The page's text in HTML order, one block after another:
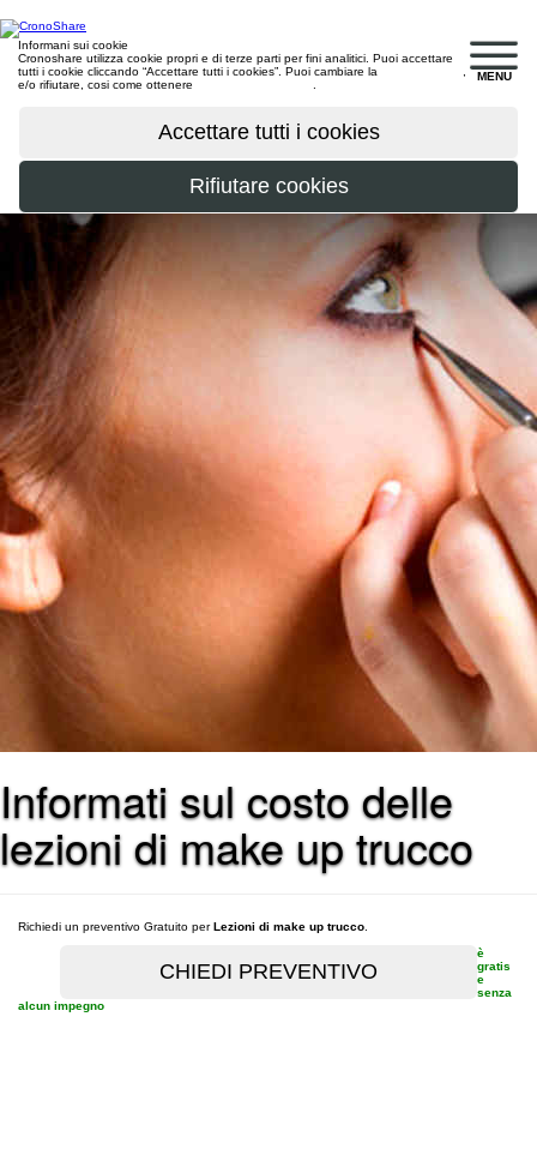
MENU
Informani sui cookie
Cronoshare utilizza cookie propri e di terze parti per fini analitici. Puoi accettare
tutti i cookie cliccando “Accettare tutti i cookies”. Puoi cambiare la
e/o rifiutare, cosi come ottenere
Informati sul costo delle
lezioni di make up trucco
Richiedi un preventivo Gratuito perLezioni di make up trucco
è
gratis
e
senza
alcun impegno